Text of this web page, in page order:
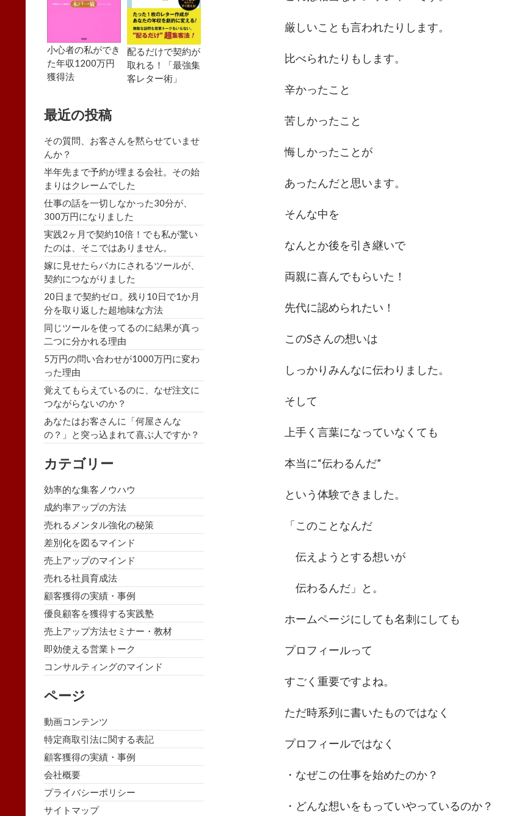
厳しいことも言われたりします。
比べられたりもします。
辛かったこと
苦しかったこと
悔しかったことが
あったんだと思います。
そんな中を
なんとか後を引き継いで
両親に喜んでもらいた！
先代に認められたい！
このSさんの想いは
しっかりみんなに伝わりました。
そして
上手く言葉になっていなくても
本当に“伝わるんだ”
という体験できました。
「このことなんだ
伝えようとする想いが
伝わるんだ」と。
ホームページにしても名刺にしても
プロフィールって
すごく重要ですよね。
ただ時系列に書いたものではなく
プロフィールではなく
・なぜこの仕事を始めたのか？
・どんな想いをもっていやっているのか？
小心者の私ができ
た年収1200万円
獲得法
配るだけで契約が
取れる！「最強集
客レター術」
最近の投稿
その質問、お客さんを黙らせていませ
んか？
半年先まで予約が埋まる会社。その始
まりはクレームでした
仕事の話を一切しなかった30分が、
300万円になりました
実践2ヶ月で契約10倍！でも私が驚い
たのは、そこではありません。
嫁に見せたらバカにされるツールが、
契約につながりました
20日まで契約ゼロ。残り10日で1か月
分を取り返した超地味な方法
同じツールを使ってるのに結果が真っ
二つに分かれる理由
5万円の問い合わせが1000万円に変わ
った理由
覚えてもらえているのに、なぜ注文に
つながらないのか？
あなたはお客さんに「何屋さんな
の？」と突っ込まれて喜ぶ人ですか？
カテゴリー
効率的な集客ノウハウ
成約率アップの方法
売れるメンタル強化の秘策
差別化を図るマインド
売上アップのマインド
売れる社員育成法
顧客獲得の実績・事例
優良顧客を獲得する実践塾
売上アップ方法セミナー・教材
即効使える営業トーク
コンサルティングのマインド
ページ
動画コンテンツ
特定商取引法に関する表記
顧客獲得の実績・事例
会社概要
プライバシーポリシー
サイトマップ